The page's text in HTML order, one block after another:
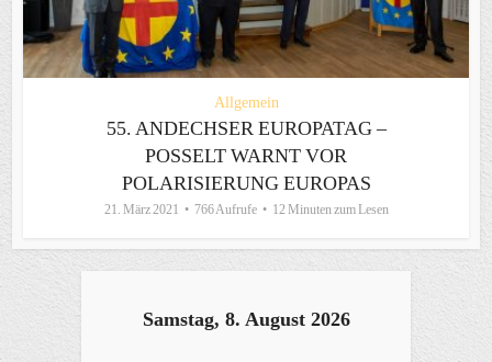
Allgemein
55. ANDECHSER EUROPATAG –
POSSELT WARNT VOR
POLARISIERUNG EUROPAS
21. März 2021 766 Aufrufe 12 Minuten zum Lesen
Samstag, 8. August 2026